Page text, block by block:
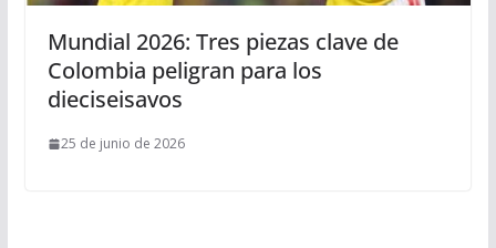
Mundial 2026: Tres piezas clave de
Colombia peligran para los
dieciseisavos
25 de junio de 2026